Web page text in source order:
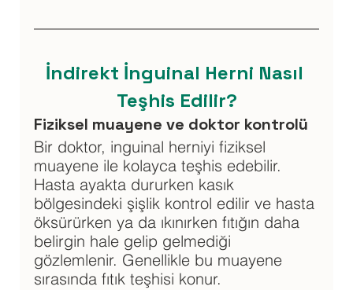
İndirekt İnguinal Herni Nasıl
Teşhis Edilir?
Fiziksel muayene ve doktor kontrolü
Bir doktor, inguinal herniyi fiziksel
muayene ile kolayca teşhis edebilir.
Hasta ayakta dururken kasık
bölgesindeki şişlik kontrol edilir ve hasta
öksürürken ya da ıkınırken fıtığın daha
belirgin hale gelip gelmediği
gözlemlenir. Genellikle bu muayene
sırasında fıtık teşhisi konur.